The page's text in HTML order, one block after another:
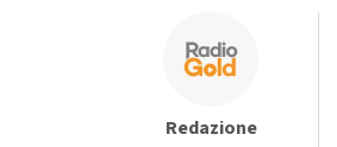
Redazione